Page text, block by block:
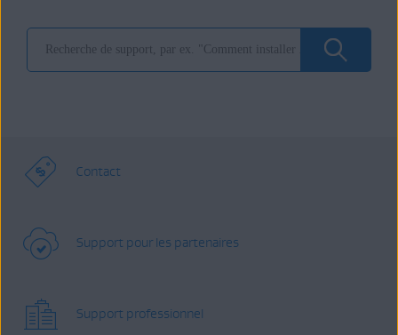
Contact
Support pour les partenaires
Support professionnel